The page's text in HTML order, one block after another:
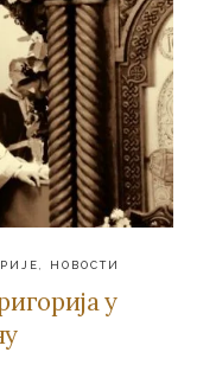
НОВОСТИ
у